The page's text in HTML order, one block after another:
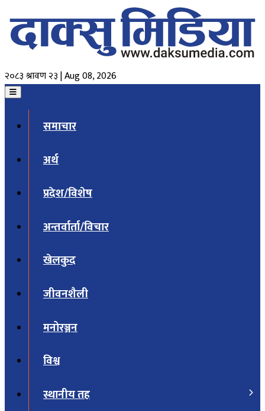
२०८३ श्रावण २३ | Aug 08, 2026
समाचार
अर्थ
प्रदेश/विशेष
अन्तर्वार्ता/विचार
खेलकुद
जीवनशैली
मनोरञ्जन
विश्व
स्थानीय तह